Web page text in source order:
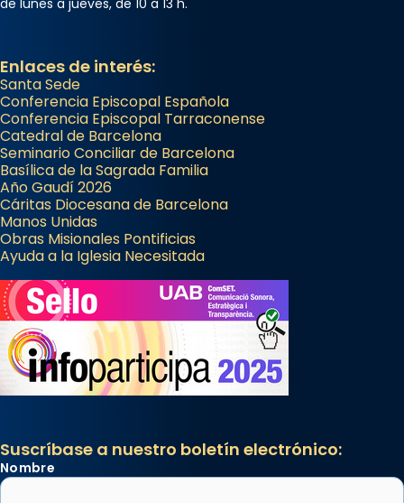
Enlaces de interés:
Santa Sede
Conferencia Episcopal Española
Conferencia Episcopal Tarraconense
Catedral de Barcelona
Seminario Conciliar de Barcelona
Basílica de la Sagrada Familia
Año Gaudí 2026
Cáritas Diocesana de Barcelona
Manos Unidas
Obras Misionales Pontificias
Ayuda a la Iglesia Necesitada
Suscríbase a nuestro boletín electrónico:
Nombre